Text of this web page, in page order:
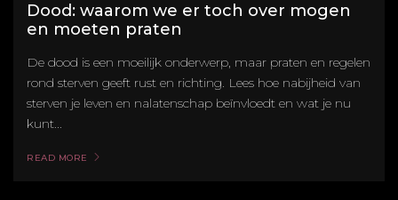
Dood: waarom we er toch over mogen
en moeten praten
De dood is een moeilijk onderwerp, maar praten en regelen
rond sterven geeft rust en richting. Lees hoe nabijheid van
sterven je leven en nalatenschap beïnvloedt en wat je nu
kunt...
READ MORE